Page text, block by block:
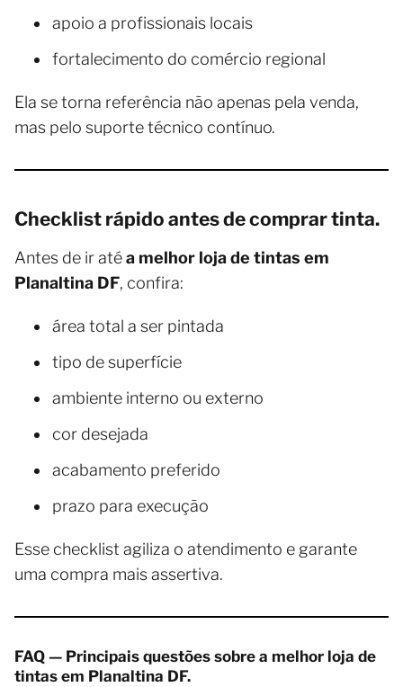
apoio a profissionais locais
fortalecimento do comércio regional
Ela se torna referência não apenas pela venda,
mas pelo suporte técnico contínuo.
Checklist rápido antes de comprar tinta.
Antes de ir atéa melhor loja de tintas em
Planaltina DF, confira:
área total a ser pintada
tipo de superfície
ambiente interno ou externo
cor desejada
acabamento preferido
prazo para execução
Esse checklist agiliza o atendimento e garante
uma compra mais assertiva.
FAQ — Principais questões sobre a melhor loja de
tintas em Planaltina DF.